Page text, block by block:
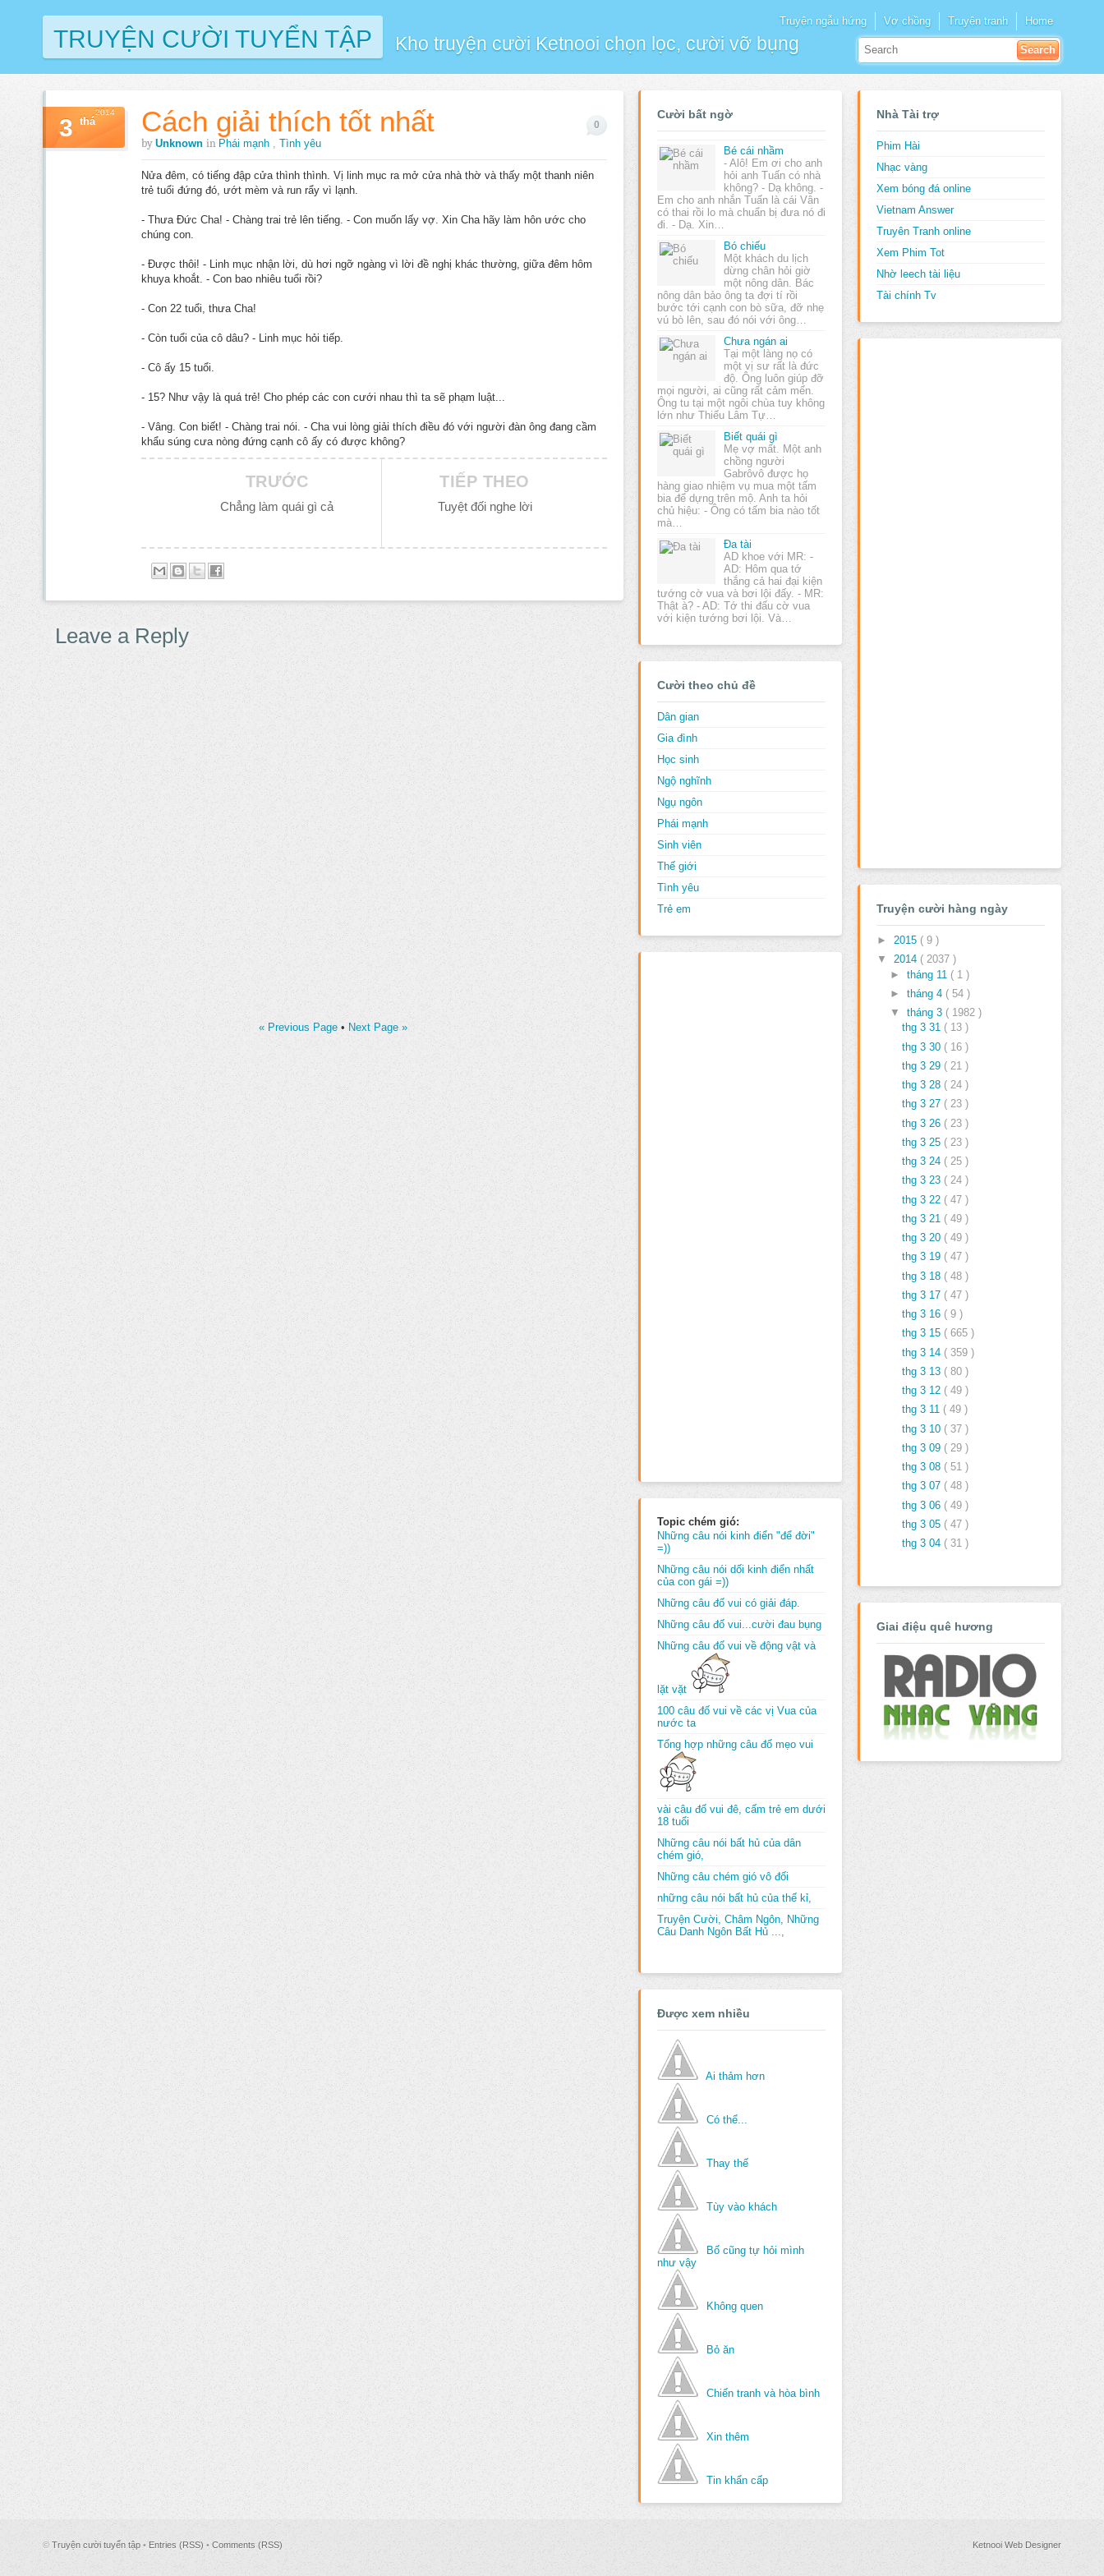
TRUYỆN CƯỜI TUYỂN TẬP Kho truyện cười Ketnooi chọn lọc, cười vỡ bụng
Truyện ngẫu hứng Vợ chồng Truyện tranh Home
Cách giải thích tốt nhất
by Unknown in Phái mạnh , Tình yêu
3 thá
2014
0
Nửa đêm, có tiếng đập cửa thình thình. Vị linh mục ra mở cửa nhà thờ và thấy một thanh niên
trẻ tuổi đứng đó, ướt mèm và run rẩy vì lạnh.
- Thưa Đức Cha! - Chàng trai trẻ lên tiếng. - Con muốn lấy vợ. Xin Cha hãy làm hôn ước cho
chúng con.
- Được thôi! - Linh mục nhận lời, dù hơi ngỡ ngàng vì lời đề nghị khác thường, giữa đêm hôm
khuya khoắt. - Con bao nhiêu tuổi rồi?
- Con 22 tuổi, thưa Cha!
- Còn tuổi của cô dâu? - Linh mục hỏi tiếp.
- Cô ấy 15 tuổi.
- 15? Như vậy là quá trẻ! Cho phép các con cưới nhau thì ta sẽ phạm luật...
- Vâng. Con biết! - Chàng trai nói. - Cha vui lòng giải thích điều đó với người đàn ông đang cầm
khẩu súng cưa nòng đứng cạnh cô ấy có được không?
TIẾP THEO
Tuyệt đối nghe lời
TRƯỚC
Chẳng làm quái gì cả
Leave a Reply
« Previous Page • Next Page »
Cười bất ngờ
Bé cái nhầm
- Alô! Em ơi cho anh
hỏi anh Tuấn có nhà
không? - Dạ không. -
Em cho anh nhắn Tuấn là cái Vân
có thai rồi lo mà chuẩn bị đưa nó đi
đi. - Dạ. Xin…
Bó chiếu
Một khách du lịch
dừng chân hỏi giờ
một nông dân. Bác
nông dân bảo ông ta đợi tí rồi
bước tới cạnh con bò sữa, đỡ nhẹ
vú bò lên, sau đó nói với ông…
Chưa ngán ai
Tại một làng nọ có
một vị sư rất là đức
độ. Ông luôn giúp đỡ
mọi người, ai cũng rất cảm mến.
Ông tu tại một ngôi chùa tuy không
lớn như Thiếu Lâm Tự…
Biết quái gì
Mẹ vợ mất. Một anh
chồng người
Gabrôvô được họ
hàng giao nhiệm vụ mua một tấm
bia để dựng trên mộ. Anh ta hỏi
chủ hiệu: - Ông có tấm bia nào tốt
mà…
Đa tài
AD khoe với MR: -
AD: Hôm qua tớ
thắng cả hai đại kiện
tướng cờ vua và bơi lội đấy. - MR:
Thật à? - AD: Tớ thi đấu cờ vua
với kiện tướng bơi lội. Và…
Cười theo chủ đề
Dân gian
Gia đình
Học sinh
Ngộ nghĩnh
Ngụ ngôn
Phái mạnh
Sinh viên
Thế giới
Tình yêu
Trẻ em
Topic chém gió:
Những câu nói kinh điển "để đời"
=))
Những câu nói dối kinh điển nhất
của con gái =))
Những câu đố vui có giải đáp.
Những câu đố vui...cười đau bụng
Những câu đố vui về động vật và
lặt vặt
100 câu đố vui về các vị Vua của
nước ta
Tổng hợp những câu đố mẹo vui
vài câu đố vui đê, cấm trẻ em dưới
18 tuổi
Những câu nói bất hủ của dân
chém gió,
Những câu chém gió vô đối
những câu nói bất hủ của thế kỉ,
Truyện Cười, Châm Ngôn, Những
Câu Danh Ngôn Bất Hủ ...,
Được xem nhiều
Ai thảm hơn
Có thể...
Thay thế
Tùy vào khách
Bố cũng tự hỏi mình
như vậy
Không quen
Bỏ ăn
Chiến tranh và hòa bình
Xin thêm
Tin khẩn cấp
Nhà Tài trợ
Phim Hài
Nhạc vàng
Xem bóng đá online
Vietnam Answer
Truyên Tranh online
Xem Phim Tot
Nhờ leech tài liệu
Tài chính Tv
Truyện cười hàng ngày
► 2015 ( 9 )
▼ 2014 ( 2037 )
► tháng 11 ( 1 )
► tháng 4 ( 54 )
▼ tháng 3 ( 1982 )
thg 3 31 ( 13 )
thg 3 30 ( 16 )
thg 3 29 ( 21 )
thg 3 28 ( 24 )
thg 3 27 ( 23 )
thg 3 26 ( 23 )
thg 3 25 ( 23 )
thg 3 24 ( 25 )
thg 3 23 ( 24 )
thg 3 22 ( 47 )
thg 3 21 ( 49 )
thg 3 20 ( 49 )
thg 3 19 ( 47 )
thg 3 18 ( 48 )
thg 3 17 ( 47 )
thg 3 16 ( 9 )
thg 3 15 ( 665 )
thg 3 14 ( 359 )
thg 3 13 ( 80 )
thg 3 12 ( 49 )
thg 3 11 ( 49 )
thg 3 10 ( 37 )
thg 3 09 ( 29 )
thg 3 08 ( 51 )
thg 3 07 ( 48 )
thg 3 06 ( 49 )
thg 3 05 ( 47 )
thg 3 04 ( 31 )
Giai điệu quê hương
© Truyện cười tuyển tập • Entries (RSS) • Comments (RSS) Ketnooi Web Designer